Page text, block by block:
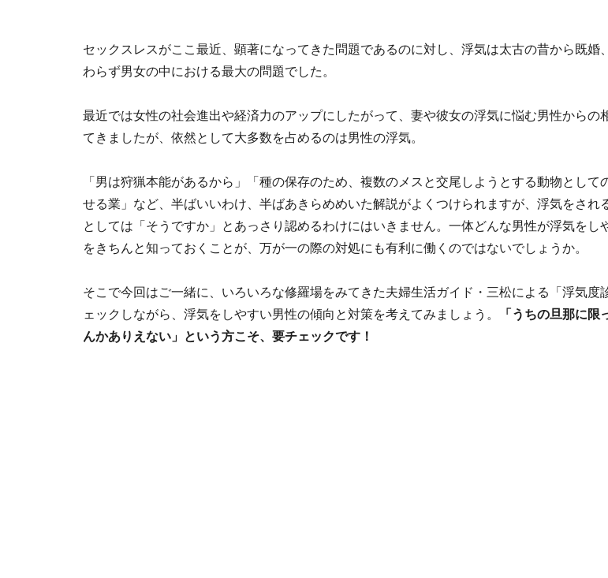
セックスレスがここ最近、顕著になってきた問題であるのに対し、浮気は太古の昔から既婚
わらず男女の中における最大の問題でした。
最近では女性の社会進出や経済力のアップにしたがって、妻や彼女の浮気に悩む男性からの
てきましたが、依然として大多数を占めるのは男性の浮気。
「男は狩猟本能があるから」「種の保存のため、複数のメスと交尾しようとする動物として
せる業」など、半ばいいわけ、半ばあきらめめいた解説がよくつけられますが、浮気をされ
としては「そうですか」とあっさり認めるわけにはいきません。一体どんな男性が浮気をし
をきちんと知っておくことが、万が一の際の対処にも有利に働くのではないでしょうか。
そこで今回はご一緒に、いろいろな修羅場をみてきた夫婦生活ガイド・三松による「浮気度
ェックしながら、浮気をしやすい男性の傾向と対策を考えてみましょう。
「うちの旦那に限
んかありえない」という方こそ、要チェックです！